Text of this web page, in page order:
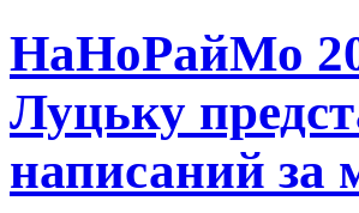
НаНоРайМо
Луцьку
написаний за